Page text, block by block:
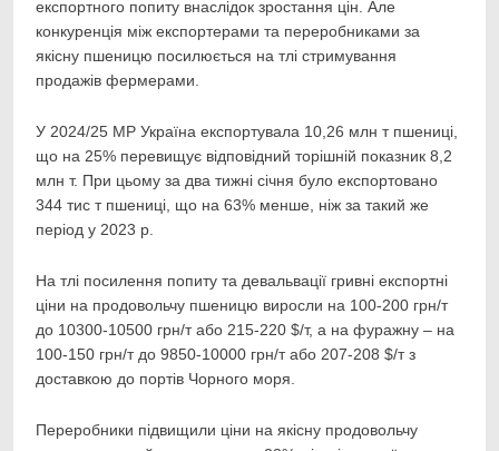
експортного попиту внаслідок зростання цін. Але
конкуренція між експортерами та переробниками за
якісну пшеницю посилюється на тлі стримування
продажів фермерами.
У 2024/25 МР Україна експортувала 10,26 млн т пшениці,
що на 25% перевищує відповідний торішній показник 8,2
млн т. При цьому за два тижні січня було експортовано
344 тис т пшениці, що на 63% менше, ніж за такий же
період у 2023 р.
На тлі посилення попиту та девальвації гривні експортні
ціни на продовольчу пшеницю виросли на 100-200 грн/т
до 10300-10500 грн/т або 215-220 $/т, а на фуражну – на
100-150 грн/т до 9850-10000 грн/т або 207-208 $/т з
доставкою до портів Чорного моря.
Переробники підвищили ціни на якісну продовольчу